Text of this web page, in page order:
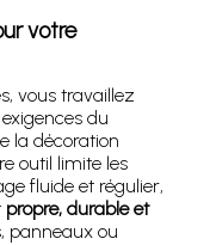
votre
vous travaillez
du
la décoration
outil limite les
fluide et régulier,
propre, durable et
panneaux ou